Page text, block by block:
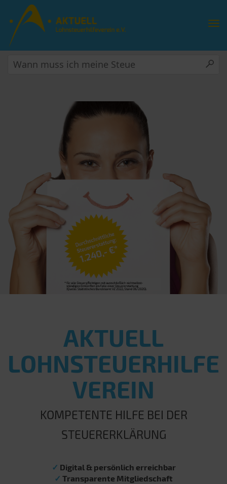
AKTUELL
LOHNSTEUERHILFE
VEREIN
KOMPETENTE HILFE BEI DER
STEUERERKLÄRUNG
✓ Digital & persönlich erreichbar
✓ Transparente Mitgliedschaft